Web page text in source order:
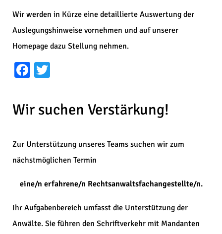
Wir werden in Kürze eine detaillierte Auswertung der
Auslegungshinweise vornehmen und auf unserer
Homepage dazu Stellung nehmen.
Facebook
Wir suchen Verstärkung!
Zur Unterstützung unseres Teams suchen wir zum
nächstmöglichen Termin
eine/n erfahrene/n Rechtsanwaltsfachangestellte/n.
Ihr Aufgabenbereich umfasst die Unterstützung der
Anwälte. Sie führen den Schriftverkehr mit Mandanten